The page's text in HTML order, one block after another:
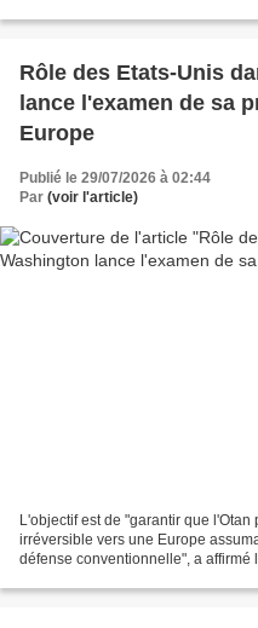
Rôle des Etats-Unis
lance l'examen de sa
Europe
Publié le 29/07/2026 à 02:44
Par (voir l'article)
L'objectif est de "garantir que
irréversible vers une Europe
défense conventionnelle", a affirmé